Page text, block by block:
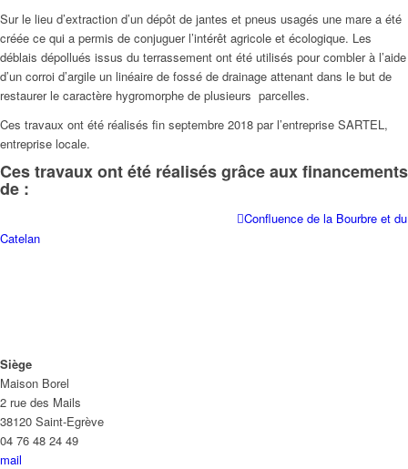
Sur le lieu d’extraction d’un dépôt de jantes et pneus usagés une mare a été
créée ce qui a permis de conjuguer l’intérêt agricole et écologique. Les
déblais dépollués issus du terrassement ont été utilisés pour combler à l’aide
d’un corroi d’argile un linéaire de fossé de drainage attenant dans le but de
restaurer le caractère hygromorphe de plusieurs parcelles.
Ces travaux ont été réalisés fin septembre 2018 par l’entreprise SARTEL,
entreprise locale.
Ces travaux ont été réalisés grâce aux financements
de :
Confluence de la Bourbre et du
Catelan
Siège
Maison Borel
2 rue des Mails
38120 Saint-Egrève
04 76 48 24 49
mail